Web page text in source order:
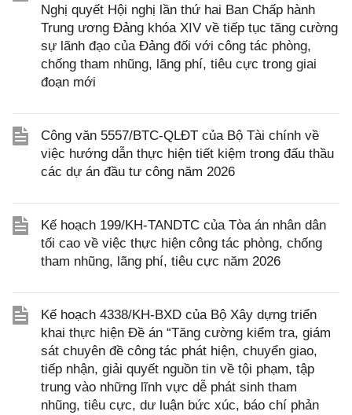
Nghị quyết Hội nghị lần thứ hai Ban Chấp hành
Trung ương Đảng khóa XIV về tiếp tục tăng cường
sự lãnh đạo của Đảng đối với công tác phòng,
chống tham nhũng, lãng phí, tiêu cực trong giai
đoạn mới
Công văn 5557/BTC-QLĐT của Bộ Tài chính về
việc hướng dẫn thực hiện tiết kiệm trong đấu thầu
các dự án đầu tư công năm 2026
Kế hoạch 199/KH-TANDTC của Tòa án nhân dân
tối cao về việc thực hiện công tác phòng, chống
tham nhũng, lãng phí, tiêu cực năm 2026
Kế hoạch 4338/KH-BXD của Bộ Xây dựng triển
khai thực hiện Đề án “Tăng cường kiểm tra, giám
sát chuyên đề công tác phát hiện, chuyển giao,
tiếp nhận, giải quyết nguồn tin về tội phạm, tập
trung vào những lĩnh vực dễ phát sinh tham
nhũng, tiêu cực, dư luận bức xúc, báo chí phản